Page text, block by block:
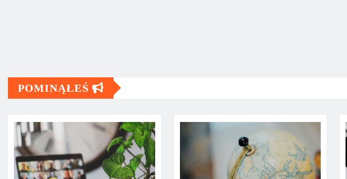
POMINĄŁEŚ